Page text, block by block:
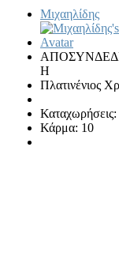
Μιχαηλίδης
Η
Πλατινένιος
Κάρμα: 10